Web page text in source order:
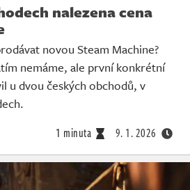
nalezena cena
novou Steam Machine?
nemáme, ale první konkrétní
u dvou českých obchodů, v
1 minuta 9. 1. 2026